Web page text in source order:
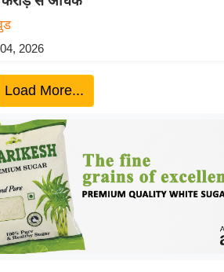
2026
Load More...